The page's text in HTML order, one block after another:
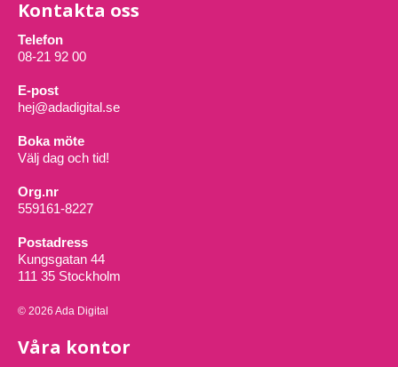
Kontakta oss
Telefon
08-21 92 00
E-post
hej@adadigital.se
Boka möte
Välj dag och tid!
Org.nr
559161-8227
Postadress
Kungsgatan 44
111 35 Stockholm
© 2026 Ada Digital
Våra kontor